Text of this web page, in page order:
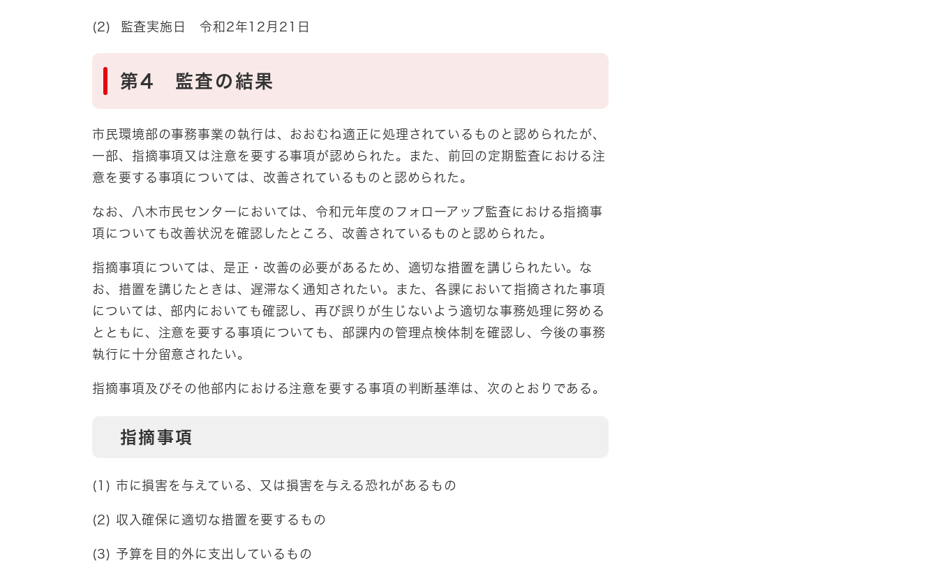
(2) 監査実施日 令和2年12月21日
第4 監査の結果
市民環境部の事務事業の執行は、おおむね適正に処理されているものと認められたが、
一部、指摘事項又は注意を要する事項が認められた。また、前回の定期監査における注
意を要する事項については、改善されているものと認められた。
なお、八木市民センターにおいては、令和元年度のフォローアップ監査における指摘事
項についても改善状況を確認したところ、改善されているものと認められた。
指摘事項については、是正・改善の必要があるため、適切な措置を講じられたい。な
お、措置を講じたときは、遅滞なく通知されたい。また、各課において指摘された事項
については、部内においても確認し、再び誤りが生じないよう適切な事務処理に努める
とともに、注意を要する事項についても、部課内の管理点検体制を確認し、今後の事務
執行に十分留意されたい。
指摘事項及びその他部内における注意を要する事項の判断基準は、次のとおりである。
指摘事項
(1) 市に損害を与えている、又は損害を与える恐れがあるもの
(2) 収入確保に適切な措置を要するもの
(3) 予算を目的外に支出しているもの